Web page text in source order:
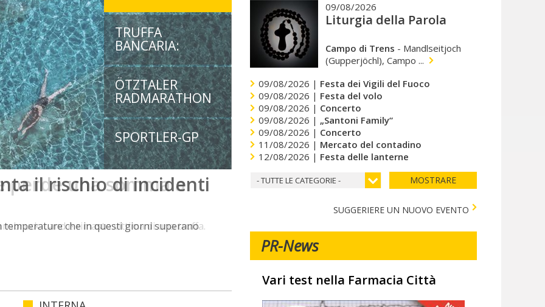
TRUFFA
BANCARIA:
ÖTZTALER
RADMARATHON
SPORTLER-GP
perde una somma a
Land è rimasto vittima di una truffa.
09/08/2026
Liturgia della Parola
Campo di Trens - Mandlseitjoch
(Gupperjöchl), Campo ...
09/08/2026 | Festa dei Vigili del Fuoco
09/08/2026 | Festa del volo
09/08/2026 | Concerto
09/08/2026 | „Santoni Family“
09/08/2026 | Concerto
11/08/2026 | Mercato del contadino
12/08/2026 | Festa delle lanterne
- TUTTE LE CATEGORIE - MOSTRARE
SUGGERIERE UN NUOVO EVENTO
PR-News
Vari test nella Farmacia Città